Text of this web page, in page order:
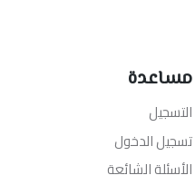
مساعدة
التسجيل
تسجيل الدخول
الأسئلة الشائعة